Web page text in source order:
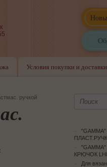
Условия покупки и доставки
ручкой
КРЮЧОК
Для